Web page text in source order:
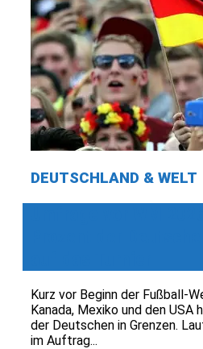
DEUTSCHLAND & WELT
Kurz vor Beginn der Fußball-
Kanada, Mexiko und den
der Deutschen in Grenzen.
im Auftrag...